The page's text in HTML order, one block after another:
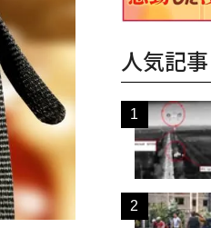
人気記事